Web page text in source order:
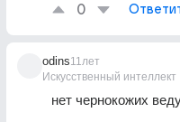
0
odins
Искусственный интеллект
11лет
нет чернокожих